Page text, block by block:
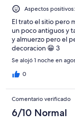
Aspectos
El trato el sitio pero
un poco antiguos y
y almuerzo pero el
decoracion 😁 3
Se alojó 1 noche en
0
Comentario verificado
6/10 Normal